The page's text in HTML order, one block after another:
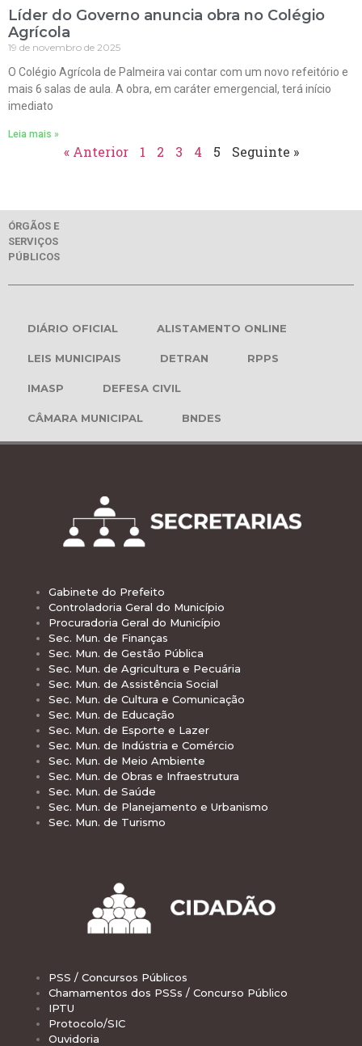
Líder do Governo anuncia obra no Colégio
Agrícola
19 de novembro de 2025
O Colégio Agrícola de Palmeira vai contar com um novo refeitório e
mais 6 salas de aula. A obra, em caráter emergencial, terá início
imediato
Leia mais »
« Anterior 1 2 3 4 5 Seguinte »
ÓRGÃOS E
SERVIÇOS
PÚBLICOS
DIÁRIO OFICIAL ALISTAMENTO ONLINE
LEIS MUNICIPAIS DETRAN RPPS
IMASP DEFESA CIVIL
CÂMARA MUNICIPAL BNDES
Gabinete do Prefeito
Controladoria Geral do Município
Procuradoria Geral do Município
Sec. Mun. de Finanças
Sec. Mun. de Gestão Pública
Sec. Mun. de Agricultura e Pecuária
Sec. Mun. de Assistência Social
Sec. Mun. de Cultura e Comunicação
Sec. Mun. de Educação
Sec. Mun. de Esporte e Lazer
Sec. Mun. de Indústria e Comércio
Sec. Mun. de Meio Ambiente
Sec. Mun. de Obras e Infraestrutura
Sec. Mun. de Saúde
Sec. Mun. de Planejamento e Urbanismo
Sec. Mun. de Turismo
PSS / Concursos Públicos
Chamamentos dos PSSs / Concurso Público
IPTU
Protocolo/SIC
Ouvidoria